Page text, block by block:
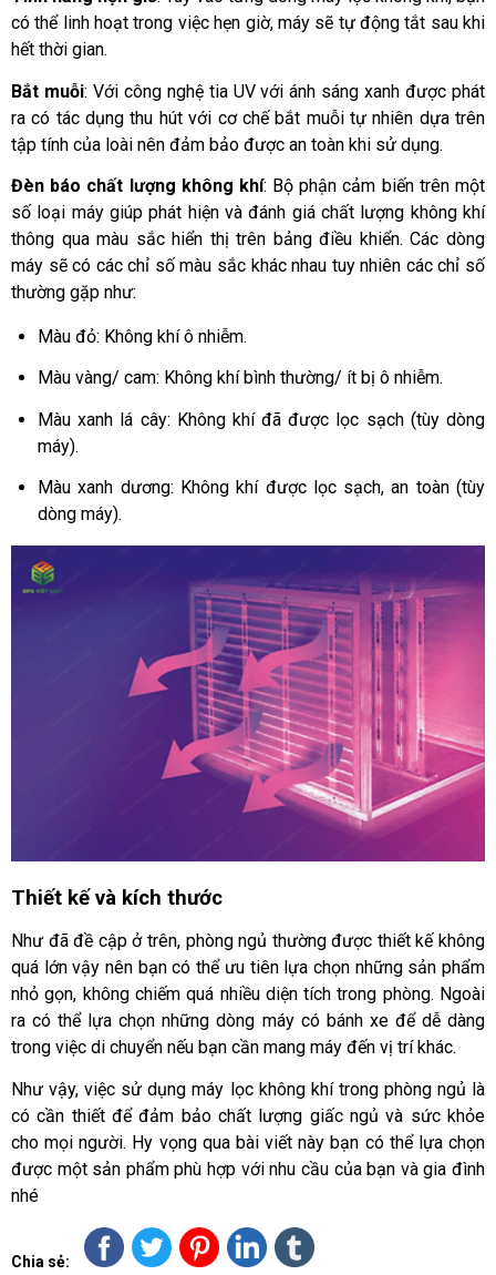
có thể linh hoạt trong việc hẹn giờ, máy sẽ tự động tắt sau khi
hết thời gian.
Bắt muỗi: Với công nghệ tia UV với ánh sáng xanh được phát
ra có tác dụng thu hút với cơ chế bắt muỗi tự nhiên dựa trên
tập tính của loài nên đảm bảo được an toàn khi sử dụng.
Đèn báo chất lượng không khí: Bộ phận cảm biến trên một
số loại máy giúp phát hiện và đánh giá chất lượng không khí
thông qua màu sắc hiển thị trên bảng điều khiển. Các dòng
máy sẽ có các chỉ số màu sắc khác nhau tuy nhiên các chỉ số
thường gặp như:
Màu đỏ: Không khí ô nhiễm.
Màu vàng/ cam: Không khí bình thường/ ít bị ô nhiễm.
Màu xanh lá cây: Không khí đã được lọc sạch (tùy dòng
máy).
Màu xanh dương: Không khí được lọc sạch, an toàn (tùy
dòng máy).
Thiết kế và kích thước
Như đã đề cập ở trên, phòng ngủ thường được thiết kế không
quá lớn vậy nên bạn có thể ưu tiên lựa chọn những sản phẩm
nhỏ gọn, không chiếm quá nhiều diện tích trong phòng. Ngoài
ra có thể lựa chọn những dòng máy có bánh xe để dễ dàng
trong việc di chuyển nếu bạn cần mang máy đến vị trí khác.
Như vậy, việc sử dụng máy lọc không khí trong phòng ngủ là
có cần thiết để đảm bảo chất lượng giấc ngủ và sức khỏe
cho mọi người. Hy vọng qua bài viết này bạn có thể lựa chọn
được một sản phẩm phù hợp với nhu cầu của bạn và gia đình
nhé
Chia sẻ: